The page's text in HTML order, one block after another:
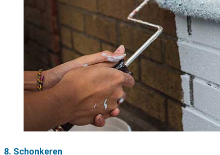
8. Schonkeren